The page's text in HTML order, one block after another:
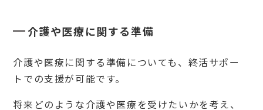
安は
いく
す
か？
終活
介護や医療に関する準備
介護や医療に関する準備についても、終活サポー
トでの支援が可能です。
将来どのような介護や医療を受けたいかを考え、